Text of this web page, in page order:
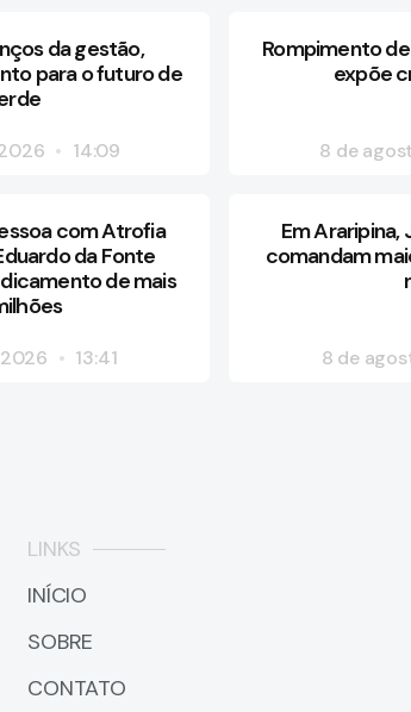
da gestão,
para o futuro de
14:09
Rompimento
expõe
8 de
com Atrofia
da Fonte
de mais
13:41
Em Araripina,
comandam
8 de
LINKS
INÍCIO
SOBRE
CONTATO